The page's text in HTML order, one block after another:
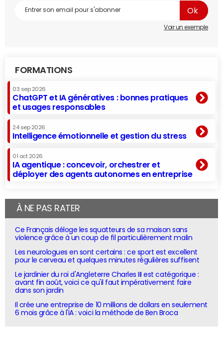
Voir un exemple
FORMATIONS
03 sep 2026
ChatGPT et IA génératives : bonnes pratiques
et usages responsables
24 sep 2026
Intelligence émotionnelle et gestion du stress
01 oct 2026
IA agentique : concevoir, orchestrer et
déployer des agents autonomes en entreprise
À NE PAS RATER
Ce Français déloge les squatteurs de sa maison sans
violence grâce à un coup de fil particulièrement malin
Les neurologues en sont certains : ce sport est excellent
pour le cerveau et quelques minutes régulières suffisent
Le jardinier du roi d'Angleterre Charles III est catégorique :
avant fin août, voici ce qu'il faut impérativement faire
dans son jardin
Il crée une entreprise de 10 millions de dollars en seulement
6 mois grâce à l'IA : voici la méthode de Ben Broca